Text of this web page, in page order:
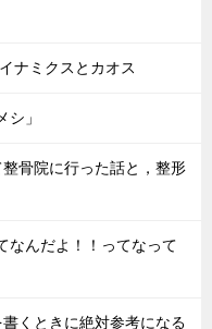
ナミクスとカオス
」
骨院に行った話と，整形
なんだよ！！ってなって
くときに絶対参考になる